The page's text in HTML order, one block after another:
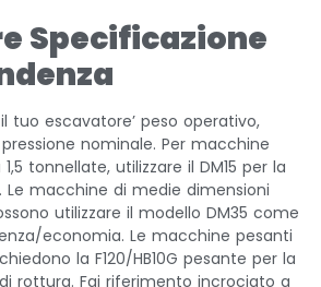
Specificazione
tuo escavatore’ peso operativo,
nominale. Per macchine
tonnellate, utilizzare il DM15 per la
macchine di medie dimensioni
utilizzare il modello DM35 come
economia. Le macchine pesanti
la F120/HB10G pesante per la
rottura. Fai riferimento incrociato a